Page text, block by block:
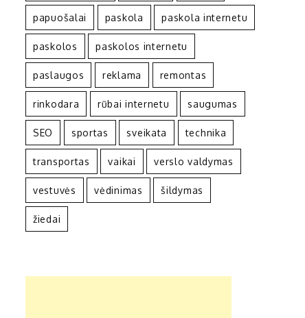
papuošalai paskola paskola internetu
paskolos paskolos internetu
paslaugos reklama remontas
rinkodara rūbai internetu saugumas
SEO sportas sveikata technika
transportas vaikai verslo valdymas
vestuvės vėdinimas šildymas
žiedai